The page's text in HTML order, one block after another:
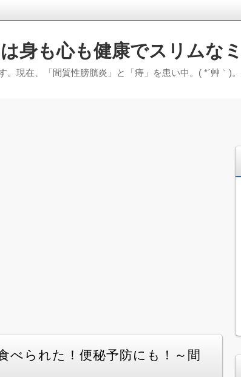
身も心も健康でスリムな
現在、「間質性膀胱炎」と「痔」を患い中。( *´艸｀)
べられた！便秘予防にも！～間